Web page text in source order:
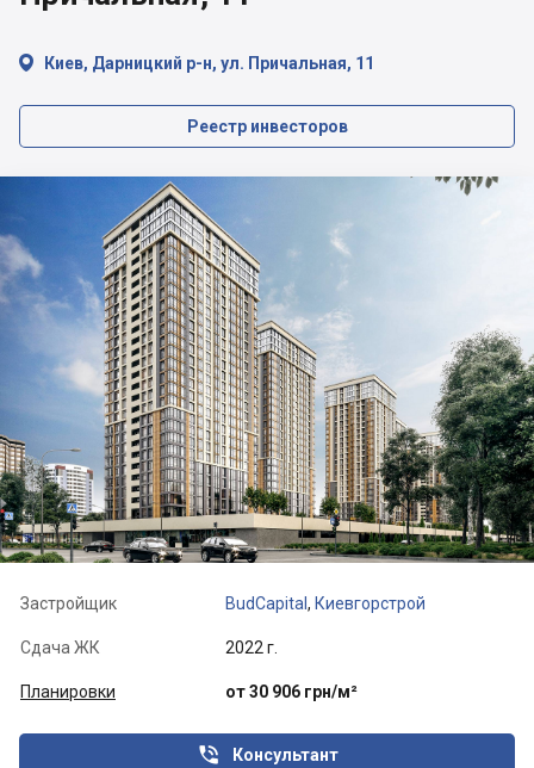
 Киев, Дарницкий р-н, ул. Причальная, 11
Реестр инвесторов
Застройщик BudCapital , Киевгорстрой
Сдача ЖК 2022 г.
Планировки от 30 906 грн/м²
Консультант
